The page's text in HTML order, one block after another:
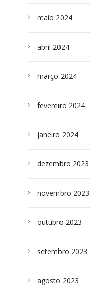
maio 2024
abril 2024
março 2024
fevereiro 2024
janeiro 2024
dezembro 2023
novembro 2023
outubro 2023
setembro 2023
agosto 2023